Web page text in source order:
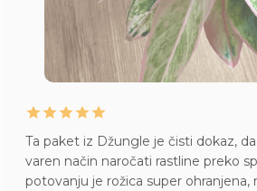
Ta paket iz Džungle je čisti dokaz,
varen način naročati rastline preko
potovanju je rožica super ohranjena,